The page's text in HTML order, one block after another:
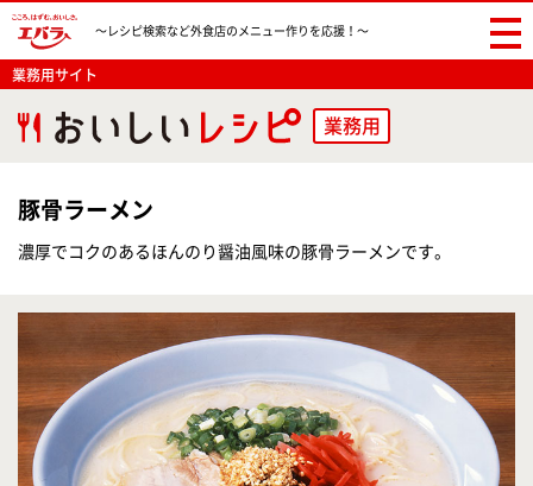
〜レシピ検索など外食店のメニュー作りを応援！〜
業務用サイト
業務用
豚骨ラーメン
濃厚でコクのあるほんのり醤油風味の豚骨ラーメンです。